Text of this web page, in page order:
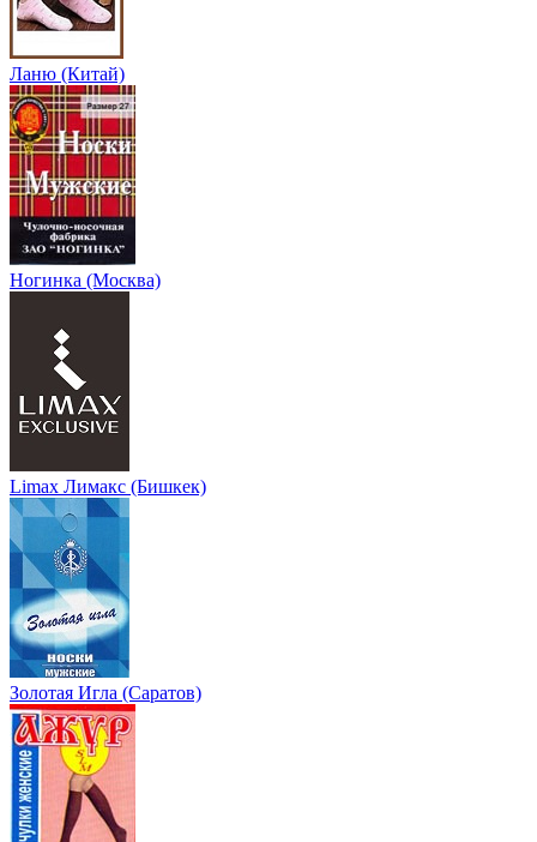
Ланю (Китай)
Ногинка (Москва)
Limax Лимакс (Бишкек)
Золотая Игла (Саратов)